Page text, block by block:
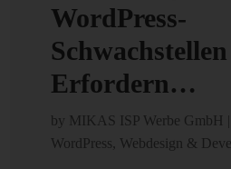
WordPress-
Schwachstellen
Erfordern…
by MIKAS ISP Werbe GmbH
WordPress, Webdesign &